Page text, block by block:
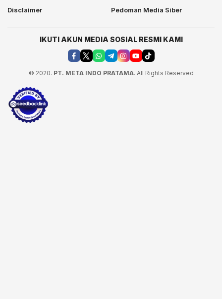
Disclaimer
Pedoman Media Siber
IKUTI AKUN MEDIA SOSIAL RESMI KAMI
© 2020. PT. META INDO PRATAMA. All Rights Reserved